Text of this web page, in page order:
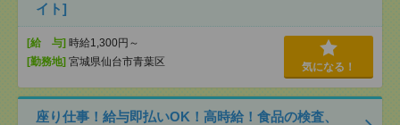
イト]
[給 与] 時給1,300円～
[勤務地] 宮城県仙台市青葉区 気になる！
座り仕事！給与即払いOK！高時給！食品の検査、